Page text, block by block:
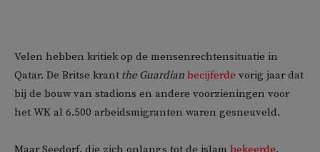
Velen hebben kritiek op de mensenrechtensituatie in
Qatar. De Britse krant the Guardian becijferde vorig jaar dat
bij de bouw van stadions en andere voorzieningen voor
het WK al 6.500 arbeidsmigranten waren gesneuveld.